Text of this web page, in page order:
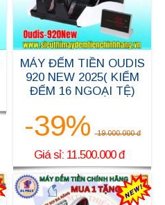
MÁY ĐẾM TIỀN OUDIS
920 NEW 2025( KIỂM
ĐẾM 16 NGOẠI TỆ)
-39% 19.000.000 đ
Giá sỉ: 11.500.000 đ